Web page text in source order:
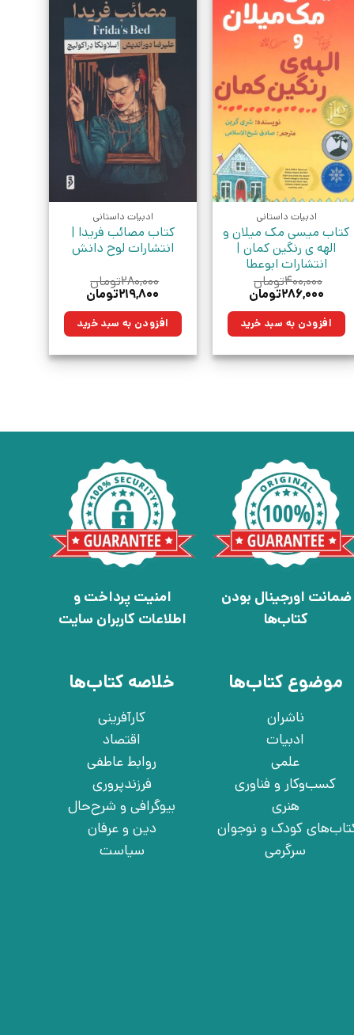
ادبیات داستانی
کتاب میسی مک میلان و
الهه ی رنگین کمان |
انتشارات ابوعطا
۴۰۰,۰۰۰تومان
قیمت
۴۰۰,۰۰۰تومان
بود.
۲۸۶,۰۰۰تومان
۲۸۶,۰۰۰تومان.افزودن به سبد خرید
ادبیات داستانی
کتاب مصائب فریدا |
انتشارات لوح دانش
۲۸۰,۰۰۰تومان
قیمت
۲۸۰,۰۰۰تومان
بود.
۲۱۹,۸۰۰تومانقیمت
۲۱۹,۸۰۰تومان.افزودن به سبد خرید
ضمانت اورجینال بودن
کتاب‌ها
امنیت پرداخت و
اطلاعات کاربران سایت
موضوع کتاب‌ها
ناشران
ادبیات
علمی
کسب‌وکار و فناوری
هنری
کودک و نوجوان
سرگرمی
خلاصه کتاب‌ها
کارآفرینی
اقتصاد
روابط عاطفی
فرزندپروری
بیوگرافی و شرح‌حال
دین و عرفان
سیاست